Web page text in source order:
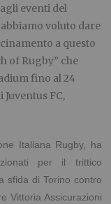
eventi del
voluto dare
a questo
of Rugby” che
fino al 24
FC,
Italiana Rugby, ha
per il trittico
sfida di Torino contro
Vittoria Assicurazioni